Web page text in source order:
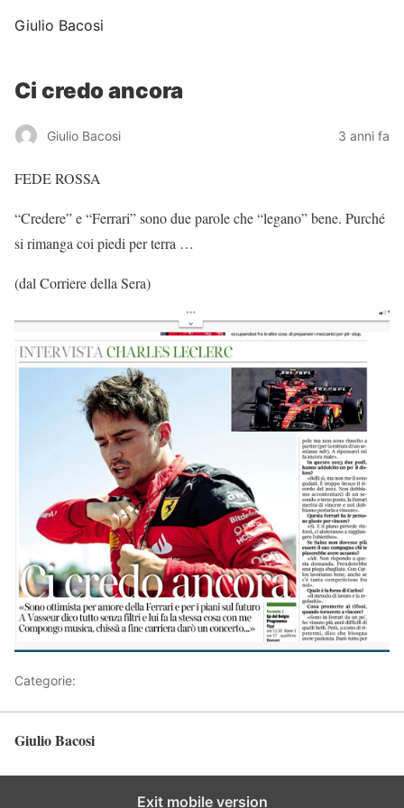
Giulio Bacosi
Ci credo ancora
Giulio Bacosi 3 anni fa
FEDE ROSSA
“Credere” e “Ferrari” sono due parole che “legano” bene. Purché
si rimanga coi piedi per terra …
(dal Corriere della Sera)
Categorie:
Giulio Bacosi
Exit mobile version